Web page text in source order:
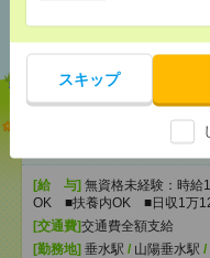
スキップ
おす
志望動機も履歴書も
[給 与] 無資格未経験：時
OK ■扶養内OK ■日収1万
[交通費]交通費全額支給
[勤務地] 垂水駅 / 山陽垂水駅 /